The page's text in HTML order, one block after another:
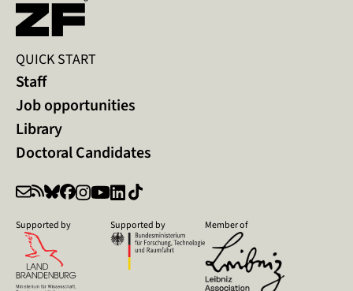
QUICK START
Staff
Job opportunities
Library
Doctoral Candidates
Supported by Supported by Member of